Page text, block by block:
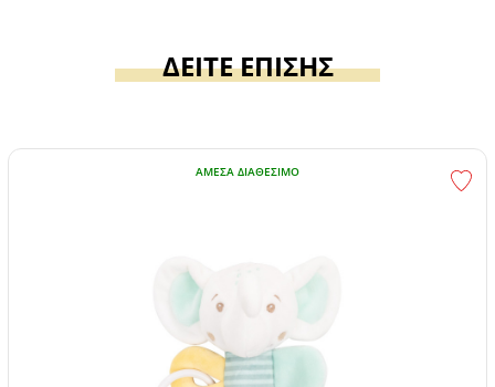
ΔΕΙΤΕ ΕΠΙΣΗΣ
ΆΜΕΣΑ ΔΙΑΘΈΣΙΜΟ